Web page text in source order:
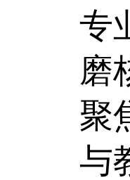
专
磨
聚
与